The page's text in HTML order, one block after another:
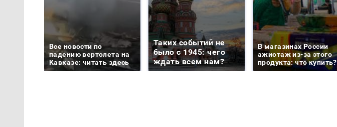
Все новости по
падению вертолета на
Кавказе: читать здесь
Таких событий не
было с 1945: чего
ждать всем нам?
В магазинах России
ажиотаж из-за этого
продукта: что купить?